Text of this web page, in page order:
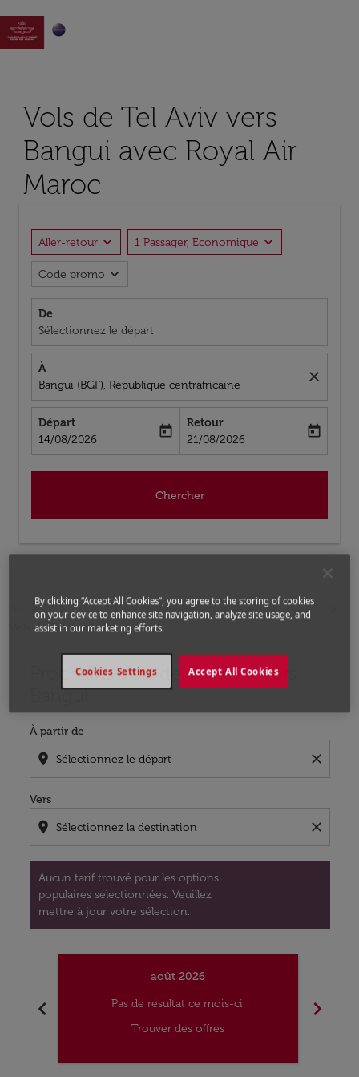

Vols de Tel Aviv vers
Bangui avec Royal Air
Maroc
Aller-retour expand_more 1 Passager, Économique expand_more
Code promo expand_more
De
Sélectionnez le départ
À
Bangui (BGF), République centrafricaine
close
Départ
fc-booking-departure-date-aria-label
14/08/2026
today
Retour
fc-booking-return-date-aria-label
21/08/2026
today
Chercher
Accueil Vols
Vols pour République centrafricaine
Vols de Tel-Aviv a Bangui
Prochains Vols de Tel-Aviv vers
Bangui
À partir de
location_on close
Vers
location_on close
Aucun tarif trouvé pour les options
populaires sélectionnées. Veuillez
mettre à jour votre sélection.
Aucun tarif trouvé pour les options populaires
chevron_left
août 2026
Pas de résultat ce mois-ci.
Trouver des offres
chevron_right
By clicking “Accept All Cookies”, you agree to the storing of cookies
on your device to enhance site navigation, analyze site usage, and
assist in our marketing efforts.
Accept All Cookies
Cookies Settings